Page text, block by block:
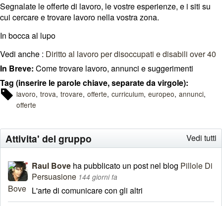
Segnalate le offerte di lavoro, le vostre esperienze, e i siti su
cui cercare e trovare lavoro nella vostra zona.
In bocca al lupo
Vedi anche : Diritto al lavoro per disoccupati e disabili over 40
In Breve: Come trovare lavoro, annunci e suggerimenti
Tag (inserire le parole chiave, separate da virgole):
lavoro trova trovare offerte curriculum europeo annunci
offerte
Vedi tutti
Attivita' del gruppo
Raul Bove ha pubblicato un post nel blog Pillole Di
Persuasione 144 giorni fa
L'arte di comunicare con gli altri